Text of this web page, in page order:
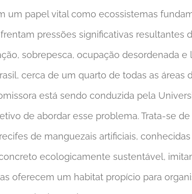
um papel vital como ecossistemas
pressões significativas resultantes
sobrepesca, ocupação desordenada e
cerca de um quarto de todas as áreas
está sendo conduzida pela
de abordar esse problema. Trata-se
de manguezais artificiais, conhecidas
ecologicamente sustentável,
oferecem um habitat propício para